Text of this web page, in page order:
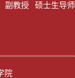
副教授 硕士生导师
院